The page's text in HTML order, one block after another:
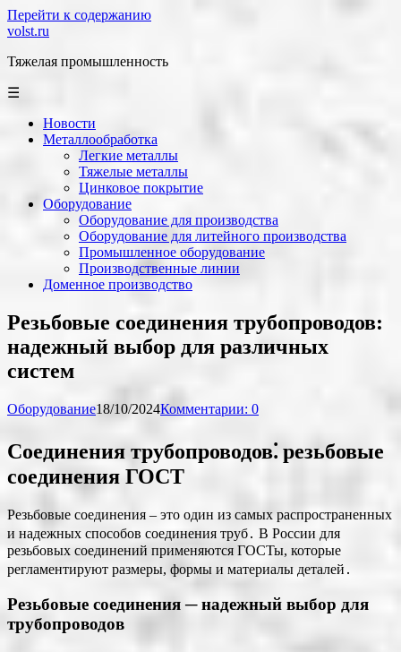
Перейти к содержанию
volst.ru
Тяжелая промышленность
☰
Новости
Металлообработка
Легкие металлы
Тяжелые металлы
Цинковое покрытие
Оборудование
Оборудование для производства
Оборудование для литейного производства
Промышленное оборудование
Производственные линии
Доменное производство
Резьбовые соединения трубопроводов:
надежный выбор для различных
систем
Оборудование18/10/2024Комментарии: 0
Соединения трубопроводов⁚ резьбовые
соединения ГОСТ
Резьбовые соединения – это один из самых распространенных
и надежных способов соединения труб․ В России для
резьбовых соединений применяются ГОСТы, которые
регламентируют размеры, формы и материалы деталей․
Резьбовые соединения ─ надежный выбор для
трубопроводов